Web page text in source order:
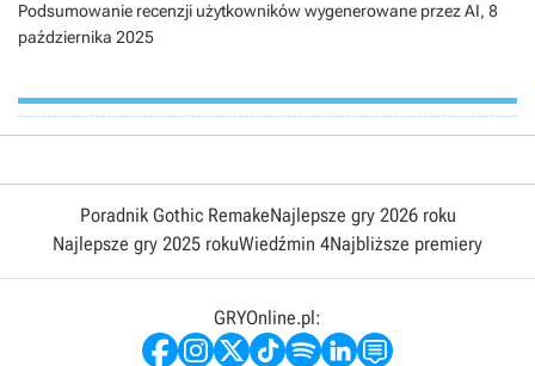
Podsumowanie recenzji użytkowników wygenerowane przez AI, 8
października 2025
Poradnik Gothic RemakeNajlepsze gry 2026 roku
Najlepsze gry 2025 rokuWiedźmin 4Najbliższe premiery
GRYOnline.pl: